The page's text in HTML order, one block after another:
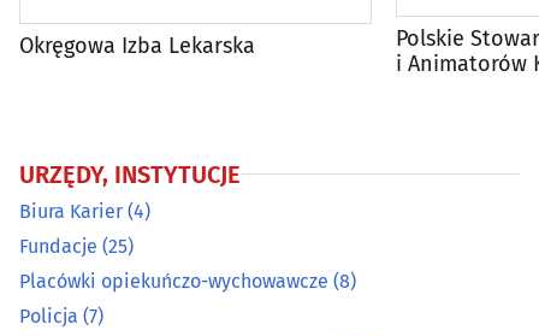
Okręgowa Izba Lekarska
Polskie
i Animatorów
URZĘDY, INSTYTUCJE
Biura Karier (4)
Fundacje (25)
Placówki opiekuńczo-wychowawcze (8)
Policja (7)